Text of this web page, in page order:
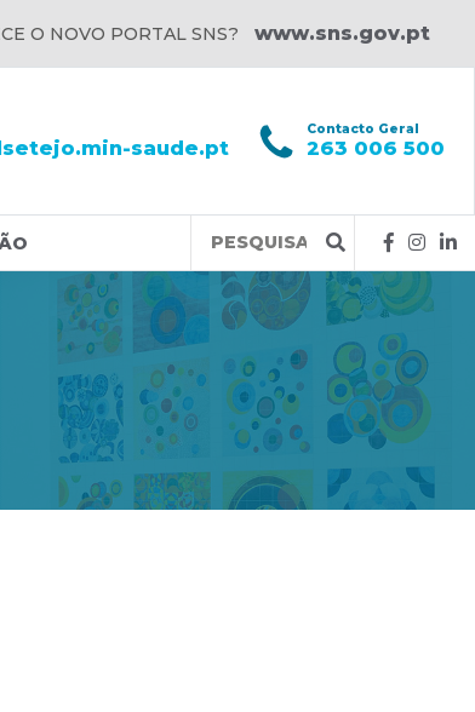
O NOVO PORTAL SNS? www.sns.gov.pt
saude.pt
Contacto Geral
263 006 500
Query